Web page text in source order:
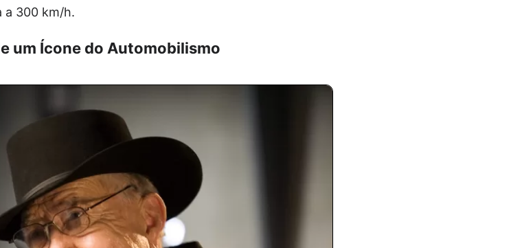
a 300 km/h.
um Ícone do Automobilismo